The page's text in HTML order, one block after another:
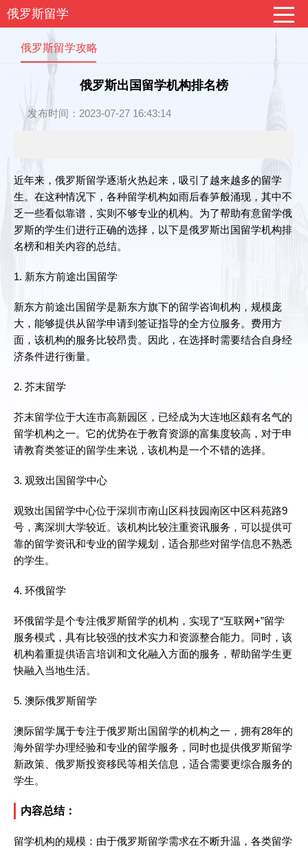
俄罗斯留学
俄罗斯留学攻略
俄罗斯出国留学机构排名榜
发布时间：2023-07-27 16:43:14
近年来，俄罗斯留学逐渐火热起来，吸引了越来越多的留学
生。在这种情况下，各种留学机构如雨后春笋般涌现，其中不
乏一些看似靠谱，实则不够专业的机构。为了帮助有意留学俄
罗斯的学生们进行正确的选择，以下是俄罗斯出国留学机构排
名榜和相关内容的总结。
1. 新东方前途出国留学
新东方前途出国留学是新东方旗下的留学咨询机构，规模庞
大，能够提供从留学申请到签证指导的全方位服务。费用方
面，该机构的服务比较昂贵。因此，在选择时需要结合自身经
济条件进行衡量。
2. 芥末留学
芥末留学位于大连市高新园区，已经成为大连地区颇有名气的
留学机构之一。它的优势在于教育资源的富集度较高，对于申
请教育类签证的留学生来说，该机构是一个不错的选择。
3. 观致出国留学中心
观致出国留学中心位于深圳市南山区科技园南区中区科苑路9
号，离深圳大学较近。该机构比较注重资讯服务，可以提供可
靠的留学资讯和专业的留学规划，适合那些对留学信息不熟悉
的学生。
4. 环俄留学
环俄留学是个专注俄罗斯留学的机构，实现了“互联网+”留学
服务模式，具有比较强的技术实力和资源整合能力。同时，该
机构着重提供语言培训和文化融入方面的服务，帮助留学生更
快融入当地生活。
5. 澳际俄罗斯留学
澳际留学属于专注于俄罗斯出国留学的机构之一，拥有28年的
海外留学办理经验和专业的留学服务，同时也提供俄罗斯留学
新政策、俄罗斯投资移民等相关信息，适合需要更综合服务的
学生。
内容总结：
留学机构的规模：由于俄罗斯留学需求在不断升温，各类留学